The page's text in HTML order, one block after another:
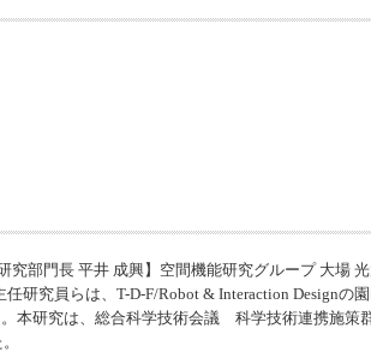
研究部門長 平井 成興】空間機能研究グループ 大場
研究員らは、T-D-F/Robot & Interaction Designの
。本研究は、総合科学技術会議 科学技術連携施